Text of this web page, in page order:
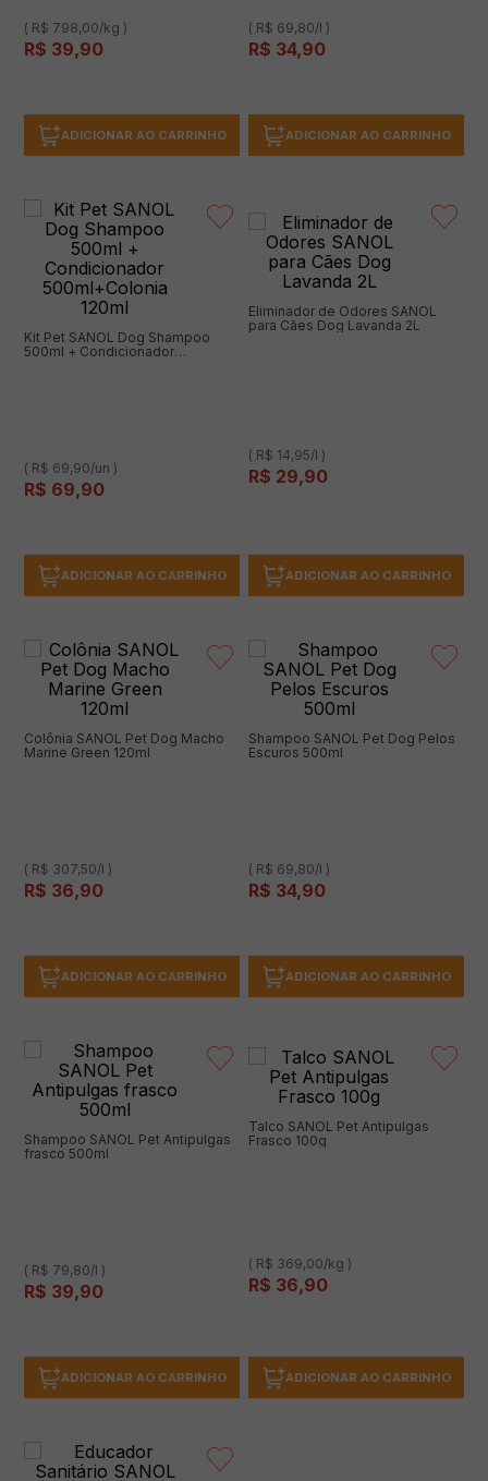
( R$ 798,00/kg )
R$ 39,90
ADICIONAR AO CARRINHO
( R$ 69,80/l )
R$ 34,90
ADICIONAR AO CARRINHO
Kit Pet SANOL Dog Shampoo
500ml + Condicionador
( R$ 69,90/un )
R$ 69,90
ADICIONAR AO CARRINHO
Eliminador de Odores SANOL
para Cães Dog Lavanda 2L
( R$ 14,95/l )
R$ 29,90
ADICIONAR AO CARRINHO
Colônia SANOL Pet Dog Macho
Marine Green 120ml
( R$ 307,50/l )
R$ 36,90
ADICIONAR AO CARRINHO
Shampoo SANOL Pet Dog Pelos
Escuros 500ml
( R$ 69,80/l )
R$ 34,90
ADICIONAR AO CARRINHO
Shampoo SANOL Pet Antipulgas
frasco 500ml
( R$ 79,80/l )
R$ 39,90
ADICIONAR AO CARRINHO
Talco SANOL Pet Antipulgas
Frasco 100g
( R$ 369,00/kg )
R$ 36,90
ADICIONAR AO CARRINHO